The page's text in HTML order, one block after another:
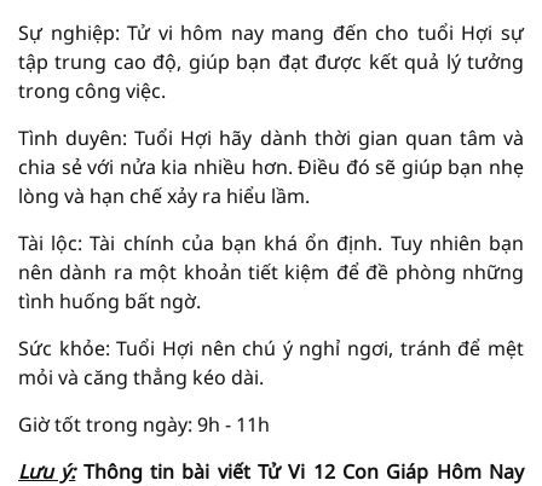
Sự nghiệp: Tử vi hôm nay mang đến cho tuổi Hợi sự
tập trung cao độ, giúp bạn đạt được kết quả lý tưởng
trong công việc.
Tình duyên: Tuổi Hợi hãy dành thời gian quan tâm và
chia sẻ với nửa kia nhiều hơn. Điều đó sẽ giúp bạn nhẹ
lòng và hạn chế xảy ra hiểu lầm.
Tài lộc: Tài chính của bạn khá ổn định. Tuy nhiên bạn
nên dành ra một khoản tiết kiệm để đề phòng những
tình huống bất ngờ.
Sức khỏe: Tuổi Hợi nên chú ý nghỉ ngơi, tránh để mệt
mỏi và căng thẳng kéo dài.
Giờ tốt trong ngày: 9h - 11h
Lưu ý: Thông tin bài viếtTử Vi 12 Con Giáp Hôm Nay